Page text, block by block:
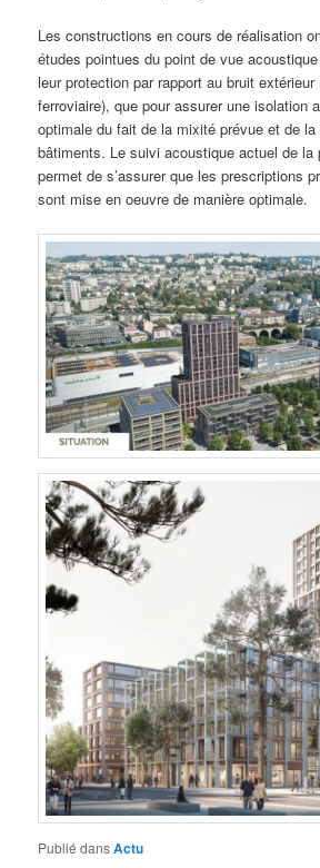
Les constructions en cours de réalisation
études pointues du point de vue
leur protection par rapport au bruit
ferroviaire), que pour assurer une isolation
optimale du fait de la mixité prévue et de la
bâtiments. Le suivi acoustique actuel de la
permet de s’assurer que les prescriptions
sont mise en oeuvre de manière optimale.
Publié dansActu